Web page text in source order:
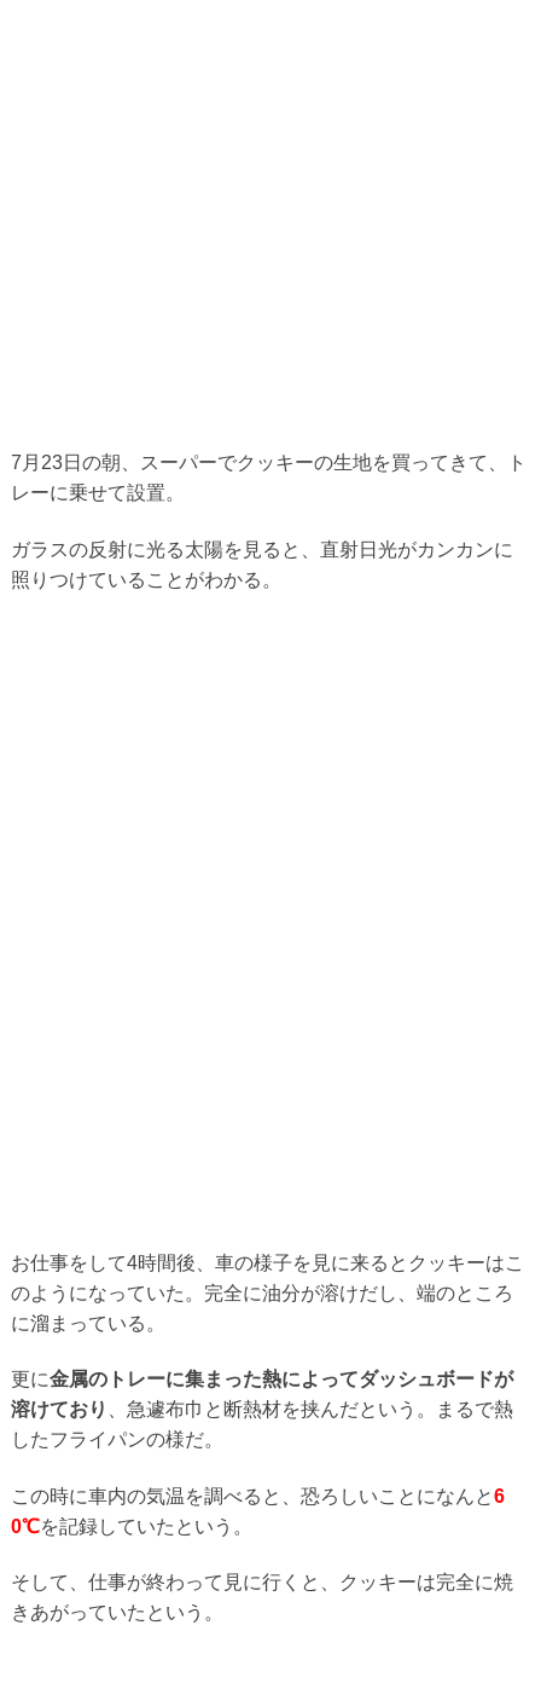
7月23日の朝、スーパーでクッキーの生地を買ってきて、ト
レーに乗せて設置。
ガラスの反射に光る太陽を見ると、直射日光がカンカンに
照りつけていることがわかる。
お仕事をして4時間後、車の様子を見に来るとクッキーはこ
のようになっていた。完全に油分が溶けだし、端のところ
に溜まっている。
更に金属のトレーに集まった熱によってダッシュボードが
溶けており
、急遽布巾と断熱材を挟んだという。まるで熱
したフライパンの様だ。
この時に車内の気温を調べると、恐ろしいことになんと6
0℃を記録していたという。
そして、仕事が終わって見に行くと、クッキーは完全に焼
きあがっていたという。